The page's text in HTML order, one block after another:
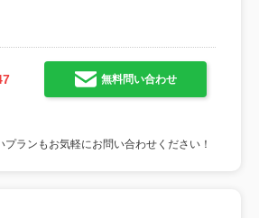
無料問い合わせ
ランもお気軽にお問い合わせください！